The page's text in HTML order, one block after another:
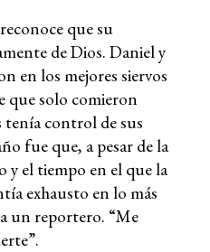
que su
de Dios. Daniel y
en los mejores siervos
que solo comieron
control de sus
fue que, a pesar de la
y el tiempo en el que la
exhausto en lo más
un reportero. “Me